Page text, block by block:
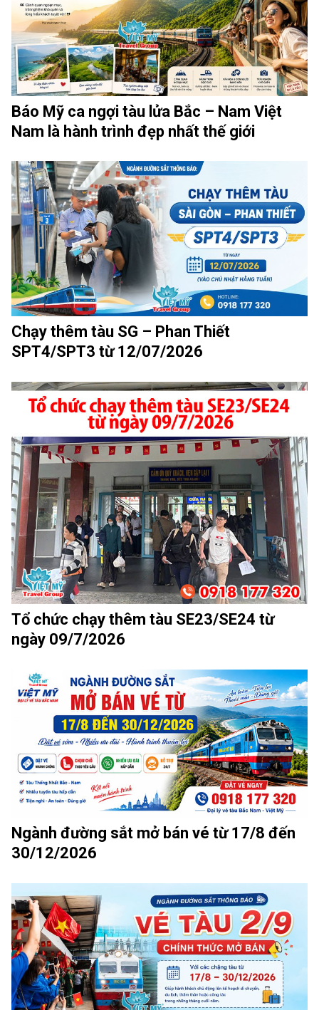
Báo Mỹ ca ngợi tàu lửa Bắc – Nam Việt
Nam là hành trình đẹp nhất thế giới
Chạy thêm tàu SG – Phan Thiết
SPT4/SPT3 từ 12/07/2026
Tổ chức chạy thêm tàu SE23/SE24 từ
ngày 09/7/2026
Ngành đường sắt mở bán vé từ 17/8 đến
30/12/2026